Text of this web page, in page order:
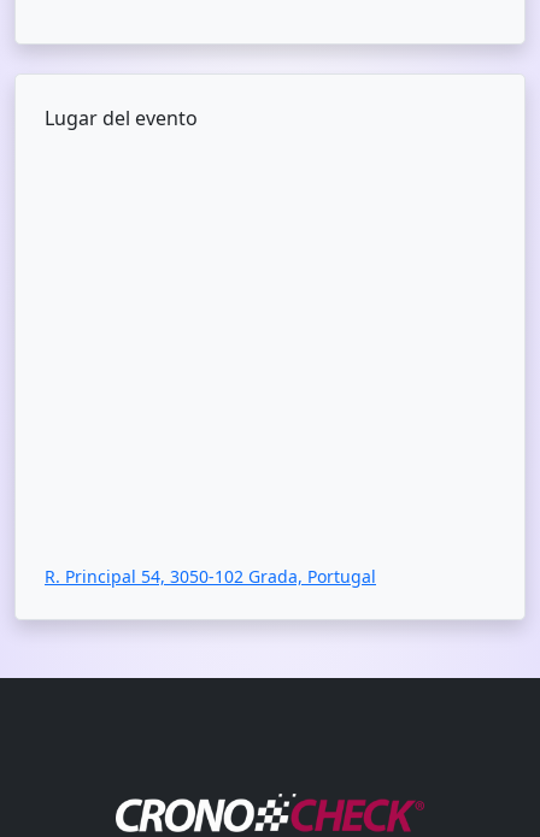
Lugar del evento
R. Principal 54, 3050-102 Grada, Portugal